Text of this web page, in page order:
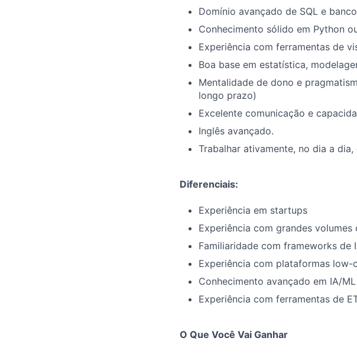
Domínio avançado de SQL e
Conhecimento sólido em Python
Experiência com ferramentas de
Boa base em estatística,
Mentalidade de dono e
longo prazo)
Excelente comunicação e
Inglês avançado.
Trabalhar ativamente, no dia a
Diferenciais:
Experiência em startups
Experiência com grandes
Familiaridade com frameworks de
Experiência com plataformas
Conhecimento avançado em IA/ML
Experiência com ferramentas de
O Que Você Vai Ganhar